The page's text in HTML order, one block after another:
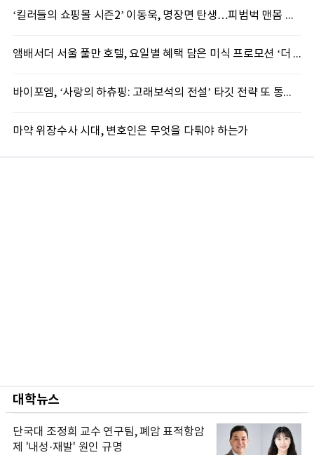
‘킬러들의 쇼핑몰 시즌2’ 이동욱, 명장면 탄생…피범벅 맨몸 액션 ‘감탄’
앰배서더 서울 풀만 호텔, 요일별 혜택 담은 미식 프로모션 ‘더 킹스 : 다이닝 프리빌리지즈’ 선봬
바이포엠, ‘사랑의 하츄핑: 고래보석의 전설’ 타깃 전략 또 통했다
마약 위장수사 시대, 변호인은 무엇을 다퉈야 하는가
대학뉴스
단국대 조정희 교수 연구팀, 폐암 표적항암
제 '내성·재발' 원인 규명